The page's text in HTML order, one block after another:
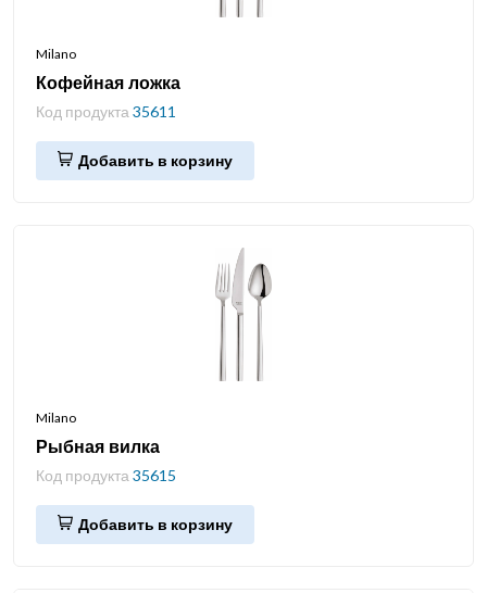
Milano
Кофейная ложка
Код продукта 35611
Добавить в корзину
Milano
Рыбная вилка
Код продукта 35615
Добавить в корзину